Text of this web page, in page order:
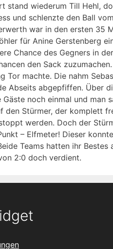
stand wiederum Till Hehl,
und schlenzte den Ball
war in den ersten 35
für Anine Gerstenberg
Chance des Gegners in
den Sack
Tor machte. Die nahm
Abseits abgepfiffen. Über
noch einmal und
den Stürmer, der komplett
werden. Doch der
– Elfmeter! Dieser
Teams hatten ihr
von 2:0 doch verdient.